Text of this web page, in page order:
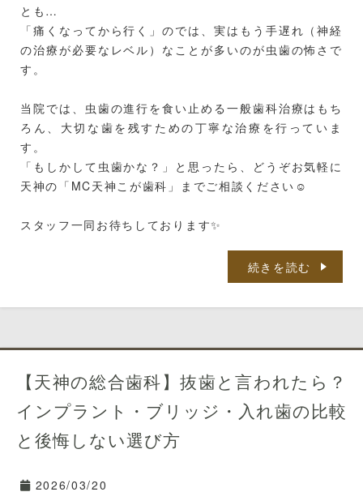
とも…
「痛くなってから行く」のでは、実はもう手遅れ（神経
の治療が必要なレベル）なことが多いのが虫歯の怖さで
す。
当院では、虫歯の進行を食い止める一般歯科治療はもち
ろん、大切な歯を残すための丁寧な治療を行っていま
す。
「もしかして虫歯かな？」と思ったら、どうぞお気軽に
天神の「MC天神こが歯科」までご相談ください☺️
スタッフ一同お待ちしております✨
続きを読む
【天神の総合歯科】抜歯と言われたら？
インプラント・ブリッジ・入れ歯の比較
と後悔しない選び方
2026/03/20